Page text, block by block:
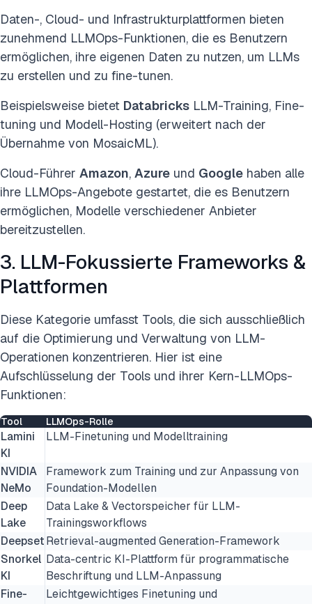
Daten-, Cloud- und Infrastrukturplattformen bieten
zunehmend LLMOps-Funktionen, die es Benutzern
ermöglichen, ihre eigenen Daten zu nutzen, um LLMs
zu erstellen und zu fine-tunen.
Beispielsweise bietet Databricks LLM-Training, Fine-
tuning und Modell-Hosting (erweitert nach der
Übernahme von MosaicML).
Cloud-Führer Amazon, Azure und Google haben alle
ihre LLMOps-Angebote gestartet, die es Benutzern
ermöglichen, Modelle verschiedener Anbieter
bereitzustellen.
3. LLM-Fokussierte Frameworks &
Plattformen
Diese Kategorie umfasst Tools, die sich ausschließlich
auf die Optimierung und Verwaltung von LLM-
Operationen konzentrieren. Hier ist eine
Aufschlüsselung der Tools und ihrer Kern-LLMOps-
Funktionen:
Tool LLMOps-Rolle
Lamini
KI
LLM-Finetuning und Modelltraining
NVIDIA
NeMo
Framework zum Training und zur Anpassung von
Foundation-Modellen
Deep
Lake
Data Lake & Vectorspeicher für LLM-
Trainingsworkflows
DeepsetRetrieval-augmented Generation-Framework
Snorkel
KI
Data-centric KI-Plattform für programmatische
Beschriftung und LLM-Anpassung
Fine-
Leichtgewichtiges Finetuning und